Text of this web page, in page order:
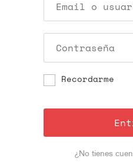
Recordarme
¿No tienes